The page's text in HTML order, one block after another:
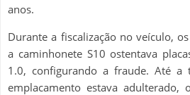
anos.
Durante a fiscalização no veículo,
a caminhonete S10 ostentava
1.0, configurando a fraude. Até a
emplacamento estava